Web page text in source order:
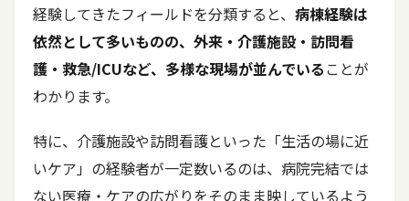
経験してきたフィールドを分類すると、 病棟経験は
依然として多いものの、外来・介護施設・訪問看
護・救急/ICUなど、多様な現場が並んでいる ことが
わかります。
特に、介護施設や訪問看護といった「生活の場に近
いケア」の経験者が一定数いるのは、病院完結では
ない医療・ケアの広がりをそのまま映しているよう